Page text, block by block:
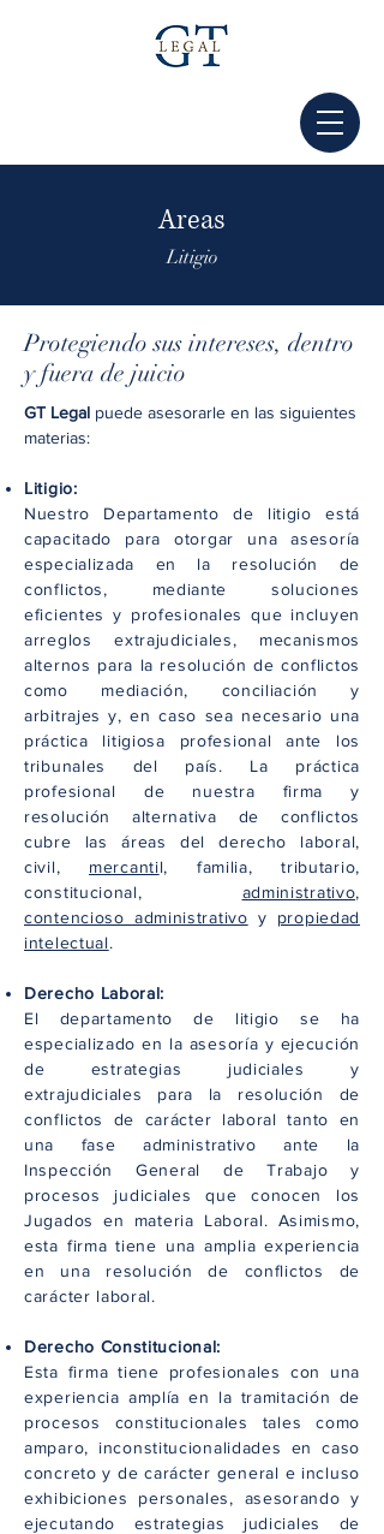
Areas
Litigio
Protegiendo sus intereses, dentro
y fuera de juicio
GT Legal puede asesorarle en las siguientes
materias:
Litigio:
Nuestro Departamento de litigio está
capacitado para otorgar una asesoría
especializada en la resolución de
conflictos, mediante soluciones
eficientes y profesionales que incluyen
arreglos extrajudiciales, mecanismos
alternos para la resolución de conflictos
como mediación, conciliación y
arbitrajes y, en caso sea necesario una
práctica litigiosa profesional ante los
tribunales del país. La práctica
profesional de nuestra firma y
resolución alternativa de conflictos
cubre las áreas del derecho laboral,
civil, mercantil, familia, tributario,
constitucional, administrativo,
contencioso administrativo y propiedad
intelectual.
Derecho Laboral:
El departamento de litigio se ha
especializado en la asesoría y ejecución
de estrategias judiciales y
extrajudiciales para la resolución de
conflictos de carácter laboral tanto en
una fase administrativo ante la
Inspección General de Trabajo y
procesos judiciales que conocen los
Jugados en materia Laboral. Asimismo,
esta firma tiene una amplia experiencia
en una resolución de conflictos de
carácter laboral.
Derecho Constitucional:
Esta firma tiene profesionales con una
experiencia amplía en la tramitación de
procesos constitucionales tales como
amparo, inconstitucionalidades en caso
concreto y de carácter general e incluso
exhibiciones personales, asesorando y
ejecutando estrategias judiciales de